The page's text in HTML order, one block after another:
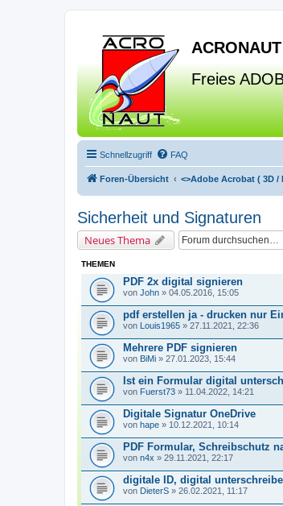
Freies
Schnellzugriff FAQ
Foren-Übersicht <>Adobe Acrobat ( 3D /
Sicherheit und Signaturen
Neues Thema
THEMEN
PDF 2x digital signieren
von John » 04.05.2016, 15:05
pdf erstellen ja - drucken nur
von Louis1965 » 27.11.2021, 22:36
Mehrere PDF signieren
von BiMi » 27.01.2023, 15:44
Ist ein Formular digital
von Fuerst73 » 11.04.2022, 14:21
Digitale Signatur OneDrive
von hape » 10.12.2021, 10:14
PDF Formular, Schreibschutz
von n4x » 29.11.2021, 22:17
digitale ID, digital
von DieterS » 26.02.2021, 11:17